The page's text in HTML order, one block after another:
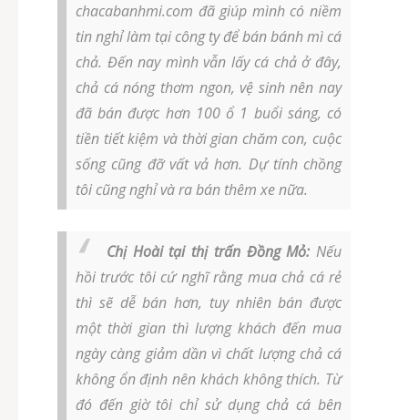
chacabanhmi.com đã giúp mình có niềm
tin nghỉ làm tại công ty để bán bánh mì cá
chả. Đến nay mình vẫn lấy cá chả ở đây,
chả cá nóng thơm ngon, vệ sinh nên nay
đã bán được hơn 100 ổ 1 buổi sáng, có
tiền tiết kiệm và thời gian chăm con, cuộc
sống cũng đỡ vất vả hơn. Dự tính chồng
tôi cũng nghỉ và ra bán thêm xe nữa.
Chị Hoài tại thị trấn Đồng Mỏ: Nếu
hồi trước tôi cứ nghĩ rằng mua chả cá rẻ
thì sẽ dễ bán hơn, tuy nhiên bán được
một thời gian thì lượng khách đến mua
ngày càng giảm dần vì chất lượng chả cá
không ổn định nên khách không thích. Từ
đó đến giờ tôi chỉ sử dụng chả cá bên